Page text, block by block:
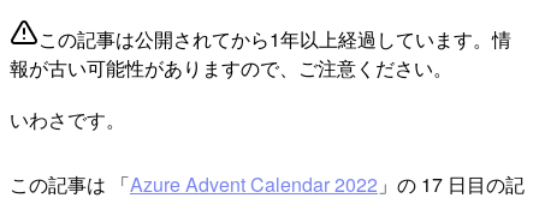
この記事は公開されてから1年以上経過しています。情
報が古い可能性がありますので、ご注意ください。
いわさです。
この記事は 「Azure Advent Calendar 2022 」の 17 日目の記